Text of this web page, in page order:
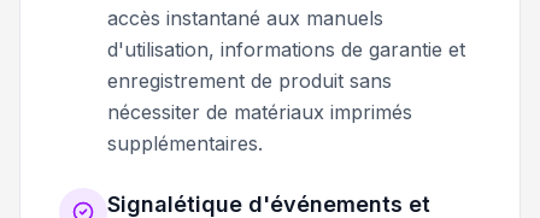
accès instantané aux manuels
d'utilisation, informations de garantie et
enregistrement de produit sans
nécessiter de matériaux imprimés
supplémentaires.
Signalétique d'événements et